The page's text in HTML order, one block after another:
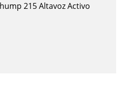
215 Altavoz Activo